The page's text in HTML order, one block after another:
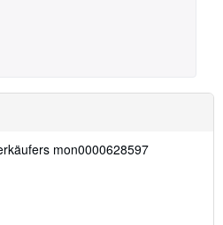
mon0000628597